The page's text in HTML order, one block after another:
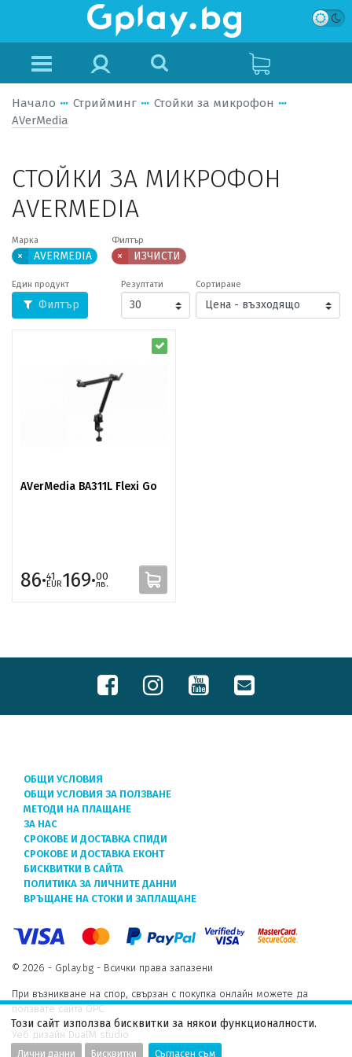
Начало Стрийминг
Стойки за микрофон
AVerMedia
СТОЙКИ ЗА МИКРОФОН
AVERMEDIA
Марка
× AVERMEDIA
Филтър
× ИЗЧИСТИ
Един продукт
Филтър
Резултати Сортиране
AVerMedia BA311L Flexi Go
86·41
EUR169·00
лв.
ОБЩИ УСЛОВИЯ
ОБЩИ УСЛОВИЯ ЗА ПОЛЗВАНЕ
МЕТОДИ НА ПЛАЩАНЕ
ЗА НАС
СРОКОВЕ И ДОСТАВКА СПИДИ
СРОКОВЕ И ДОСТАВКА ЕКОНТ
БИСКВИТКИ В САЙТА
ПОЛИТИКА ЗА ЛИЧНИТЕ ДАННИ
ВРЪЩАНЕ НА СТОКИ И ЗАПЛАЩАНЕ
© 2026 - Gplay.bg - Всички права запазени
При възникване на спор, свързан с покупка онлайн можете да
ползвате сайта ОРС.
Уеб дизайн DualM studio
Този сайт използва бисквитки за някои функционалности.
Лични данни Бисквитки Съгласен съм